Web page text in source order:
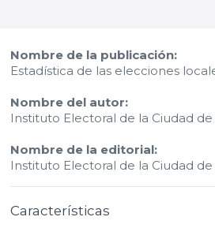
Nombre de la publicación:
Estadística de las elecciones
Nombre del autor:
Instituto Electoral de la Ciudad
Nombre de la editorial:
Instituto Electoral de la Ciudad
Características